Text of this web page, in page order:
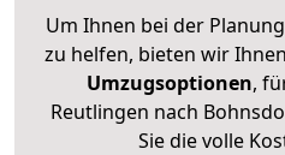
Um Ihnen bei der
zu helfen, bieten wir
Umzugsoptionen,
Reutlingen nach
Sie die volle